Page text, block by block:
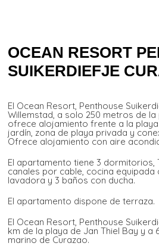
OCEAN RESORT
SUIKERDIEFJE
El Ocean Resort, Penthouse
Willemstad, a solo 250 metros de la
ofrece alojamiento frente a la
jardín, zona de playa privada y
Ofrece alojamiento con aire
El apartamento tiene 3 dormitorios,
canales por cable, cocina equipada
lavadora y 3 baños con ducha.
El apartamento dispone de terraza.
El Ocean Resort, Penthouse
km de la playa de Jan Thiel Bay y a
marino de Curazao.